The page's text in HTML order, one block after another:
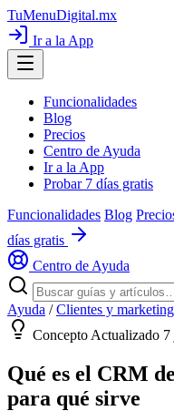
TuMenuDigital.mx
Ir a la App
Funcionalidades
Blog
Precios
Centro de Ayuda
Ir a la App
Probar 7 días gratis
Funcionalidades Blog
días gratis
Centro de Ayuda
Ayuda / Clientes y marketing
Concepto Actualizado
Qué es el CRM
para qué sirve